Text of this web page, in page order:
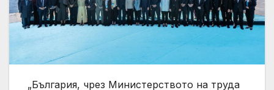
„България, чрез Министерството на труда